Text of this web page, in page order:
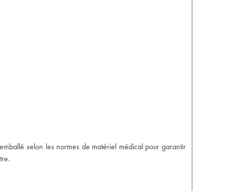
selon les normes de matériel médical pour garantir